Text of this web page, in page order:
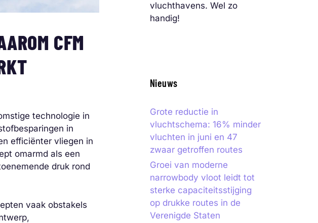
CFM
technologie in
in
efficiënter vliegen in
omarmd als een
druk rond
vaak obstakels
vluchthavens. Wel zo
handig!
Nieuws
Grote reductie in
vluchtschema: 16% minder
vluchten in juni en 47
zwaar getroffen routes
Groei van moderne
narrowbody vloot leidt tot
sterke capaciteitsstijging
op drukke routes in de
Verenigde Staten